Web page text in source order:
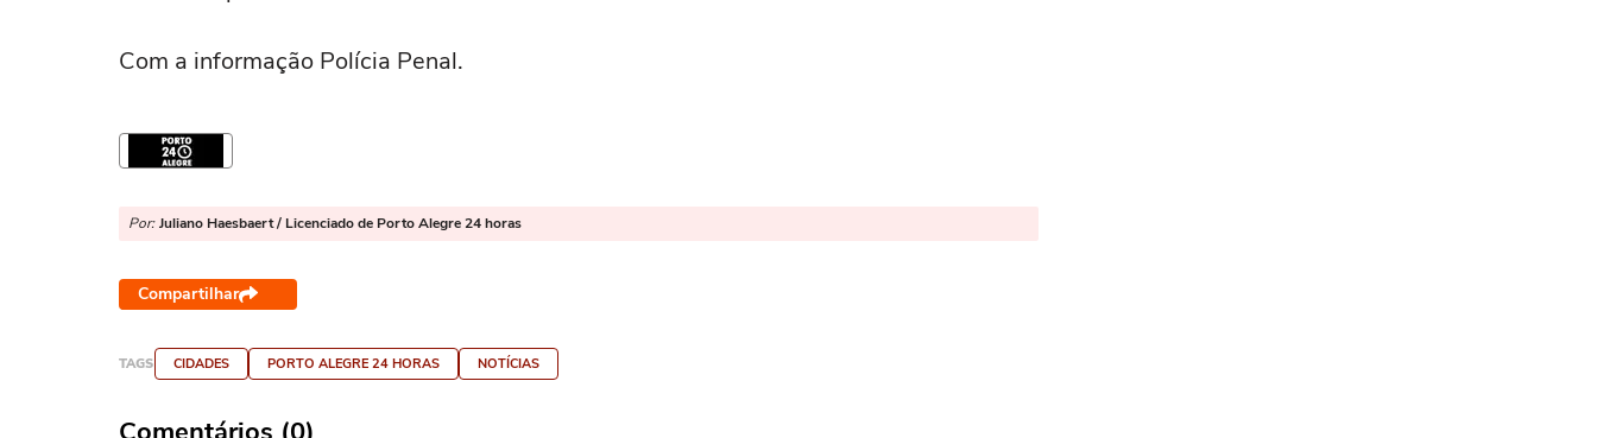
Com a informação Polícia Penal.
Por: Juliano Haesbaert / Licenciado de Porto Alegre 24 horas
Compartilhar
TAGS CIDADES PORTO ALEGRE 24 HORAS NOTÍCIAS